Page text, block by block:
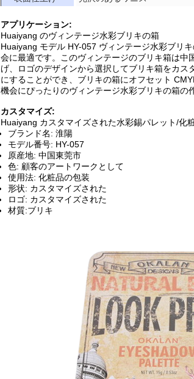
アプリケーション:
Huaiyang のヴィンテージ水彩ブリキの箱
Huaiyang モデル HY-057 ヴィンテージ水彩ブリ
会に最適です。このヴィンテージのブリキ箱は
げ、ロゴのデザインから選択してブリキ箱をカ
にすることができ、ブリキの箱にオフセット
機会にぴったりのヴィンテージ水彩ブリキの箱の
カスタマイズ:
Huaiyang カスタマイズされた水彩錫パレット/化
ブランド名: 淮陽
モデル番号: HY-057
原産地: 中国東莞市
色: 顧客のアートワークとして
使用法: 化粧品の包装
形状: カスタマイズされた
ロゴ: カスタマイズされた
材質:ブリキ